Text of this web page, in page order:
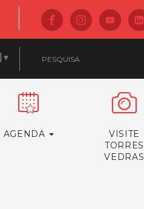
▼
AGENDA
VISITE
TORRES
VEDRAS